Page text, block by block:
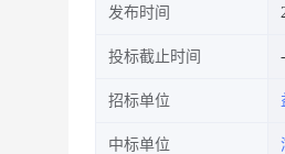
发布时间
投标截止时间
招标单位
中标单位